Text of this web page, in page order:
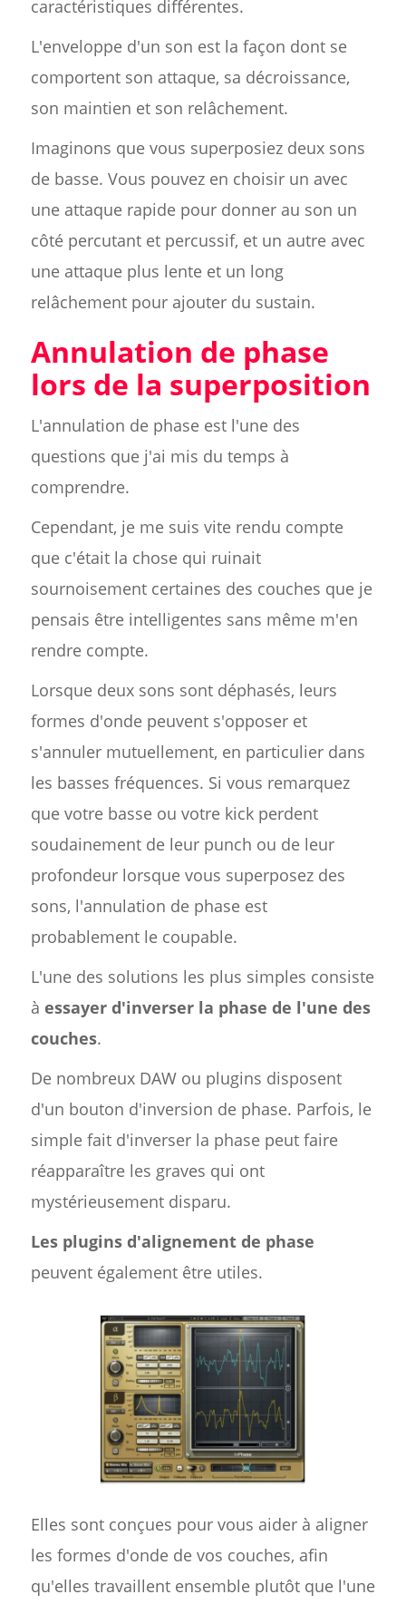
caractéristiques différentes.
L'enveloppe d'un son est la façon dont se
comportent son attaque, sa décroissance,
son maintien et son relâchement.
Imaginons que vous superposiez deux sons
de basse. Vous pouvez en choisir un avec
une attaque rapide pour donner au son un
côté percutant et percussif, et un autre avec
une attaque plus lente et un long
relâchement pour ajouter du sustain.
Annulation de phase
lors de la superposition
L'annulation de phase est l'une des
questions que j'ai mis du temps à
comprendre.
Cependant, je me suis vite rendu compte
que c'était la chose qui ruinait
sournoisement certaines des couches que je
pensais être intelligentes sans même m'en
rendre compte.
Lorsque deux sons sont déphasés, leurs
formes d'onde peuvent s'opposer et
s'annuler mutuellement, en particulier dans
les basses fréquences. Si vous remarquez
que votre basse ou votre kick perdent
soudainement de leur punch ou de leur
profondeur lorsque vous superposez des
sons, l'annulation de phase est
probablement le coupable.
L'une des solutions les plus simples consiste
à essayer d'inverser la phase de l'une des
couches.
De nombreux DAW ou plugins disposent
d'un bouton d'inversion de phase. Parfois, le
simple fait d'inverser la phase peut faire
réapparaître les graves qui ont
mystérieusement disparu.
Les plugins d'alignement de phase
peuvent également être utiles.
Elles sont conçues pour vous aider à aligner
les formes d'onde de vos couches, afin
qu'elles travaillent ensemble plutôt que l'une